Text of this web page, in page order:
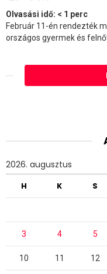
Olvasási idő: < 1 perc
Február 11-én rendezték
országos gyermek és
2026. augusztus
H K S
3 4 5
10 11 12